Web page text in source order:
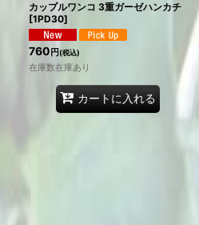
カップルワンコ 3重ガーゼハンカチ
[1PD30]
760 円(税込)
在庫数在庫あり
カートに入れる